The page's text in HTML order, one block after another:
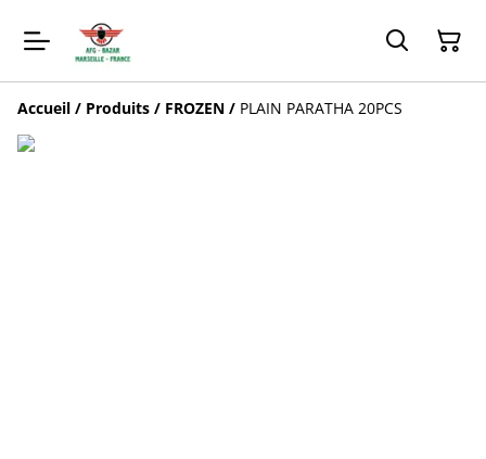
Accueil / Produits / FROZEN / PLAIN PARATHA 20PCS